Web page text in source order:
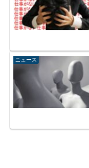
ニュース